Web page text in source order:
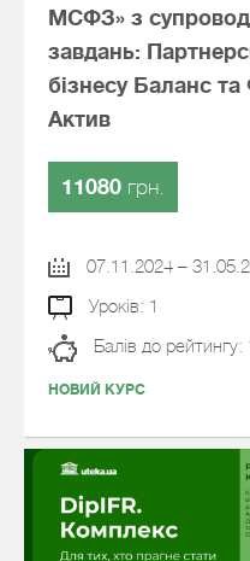
МСФЗ» з
завдань:
бізнесу Баланс та
Актив
11080 грн.
07.11.2024 –
Уроків: 1
Балів до рейтингу:
НОВИЙ КУРС